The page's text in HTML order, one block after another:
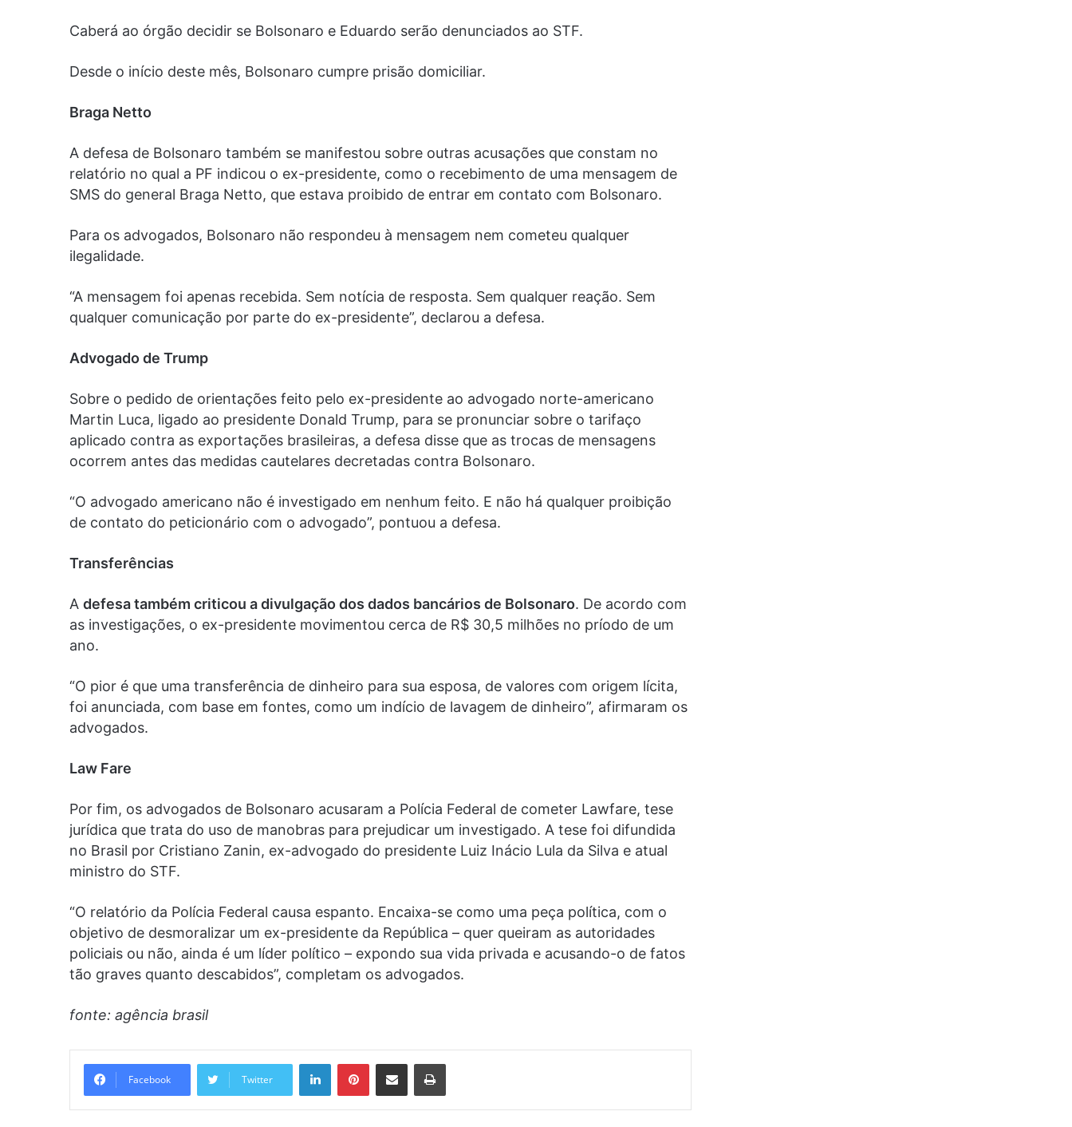
Caberá ao órgão decidir se Bolsonaro e Eduardo serão denunciados ao STF.
Desde o início deste mês, Bolsonaro cumpre prisão domiciliar.
Braga Netto
A defesa de Bolsonaro também se manifestou sobre outras acusações que constam no
relatório no qual a PF indicou o ex-presidente, como o recebimento de uma mensagem de
SMS do general Braga Netto, que estava proibido de entrar em contato com Bolsonaro.
Para os advogados, Bolsonaro não respondeu à mensagem nem cometeu qualquer
ilegalidade.
“A mensagem foi apenas recebida. Sem notícia de resposta. Sem qualquer reação. Sem
qualquer comunicação por parte do ex-presidente”, declarou a defesa.
Advogado de Trump
Sobre o pedido de orientações feito pelo ex-presidente ao advogado norte-americano
Martin Luca, ligado ao presidente Donald Trump, para se pronunciar sobre o tarifaço
aplicado contra as exportações brasileiras, a defesa disse que as trocas de mensagens
ocorrem antes das medidas cautelares decretadas contra Bolsonaro.
“O advogado americano não é investigado em nenhum feito. E não há qualquer proibição
de contato do peticionário com o advogado”, pontuou a defesa.
Transferências
A defesa também criticou a divulgação dos dados bancários de Bolsonaro. De acordo com
as investigações, o ex-presidente movimentou cerca de R$ 30,5 milhões no príodo de um
ano.
“O pior é que uma transferência de dinheiro para sua esposa, de valores com origem lícita,
foi anunciada, com base em fontes, como um indício de lavagem de dinheiro”, afirmaram os
advogados.
Law Fare
Por fim, os advogados de Bolsonaro acusaram a Polícia Federal de cometer Lawfare, tese
jurídica que trata do uso de manobras para prejudicar um investigado. A tese foi difundida
no Brasil por Cristiano Zanin, ex-advogado do presidente Luiz Inácio Lula da Silva e atual
ministro do STF.
“O relatório da Polícia Federal causa espanto. Encaixa-se como uma peça política, com o
objetivo de desmoralizar um ex-presidente da República – quer queiram as autoridades
policiais ou não, ainda é um líder político – expondo sua vida privada e acusando-o de fatos
tão graves quanto descabidos”, completam os advogados.
fonte: agência brasil
Facebook Twitter
LinkedinPinterestCompartilhar via e-mail Imprimir